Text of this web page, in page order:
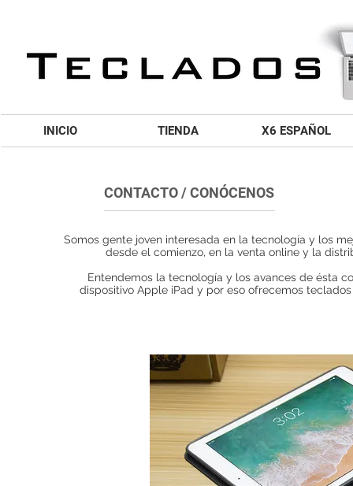
INICIO TIENDA X6 ESPAÑOL
CONTACTO / CONÓCENOS
Somos gente joven interesada en la tecnología y los
desde el comienzo, en la venta online y la
Entendemos la tecnología y los avances de ésta
dispositivo Apple iPad y por eso ofrecemos